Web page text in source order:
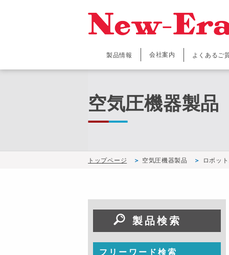
製品情報 会社案内 よくあるご
空気圧機器製品
トップページ 空気圧機器製品 ロボッ
製品検索
フリーワード検索